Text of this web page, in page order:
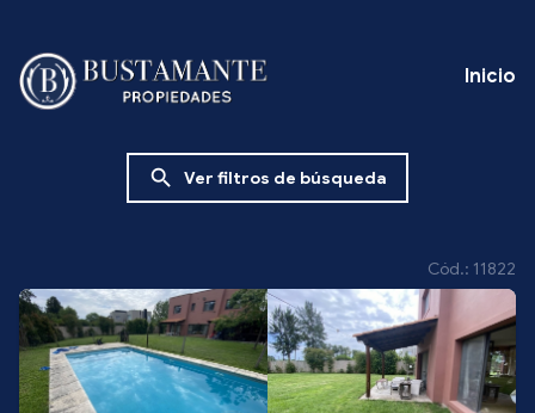
Inicio
search Ver filtros de búsqueda
Cód.: 11822